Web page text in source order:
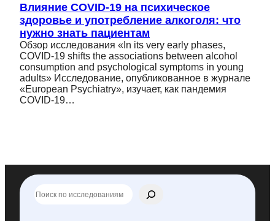
Влияние COVID-19 на психическое
здоровье и употребление алкоголя: что
нужно знать пациентам
Обзор исследования «In its very early phases,
COVID-19 shifts the associations between alcohol
consumption and psychological symptoms in young
adults» Исследование, опубликованное в журнале
«European Psychiatry», изучает, как пандемия
COVID-19…
о